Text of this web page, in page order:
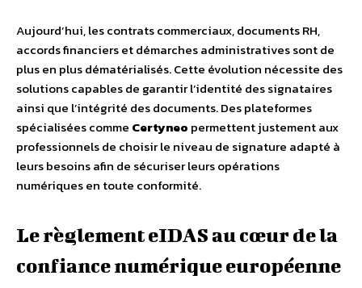
Aujourd’hui, les contrats commerciaux, documents RH,
accords financiers et démarches administratives sont de
plus en plus dématérialisés. Cette évolution nécessite des
solutions capables de garantir l’identité des signataires
ainsi que l’intégrité des documents. Des plateformes
spécialisées comme Certyneo permettent justement aux
professionnels de choisir le niveau de signature adapté à
leurs besoins afin de sécuriser leurs opérations
numériques en toute conformité.
Le règlement eIDAS au cœur de la
confiance numérique européenne